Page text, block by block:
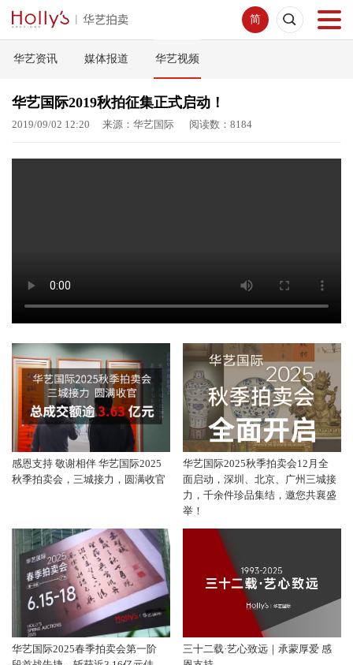
简
首页
拍卖预展
关于我们
华艺资讯 媒体报道 华艺视频
华艺国际2019秋拍征集正式启动！
2019/09/02 12:20 来源：华艺国际 阅读数：8184
感恩支持 敬谢相伴 华艺国际2025
秋季拍卖会，三城接力，圆满收官
华艺国际2025秋季拍卖会12月全
面启动，深圳、北京、广州三城接
力，千余件珍品集结，邀您共襄盛
举！
华艺国际2025春季拍卖会第一阶
三十二载·艺心致远｜承蒙厚爱 感